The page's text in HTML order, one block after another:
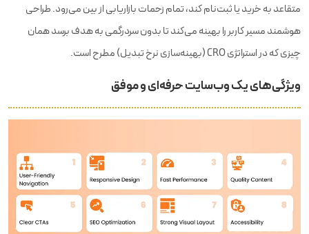
متقاعد به خرید یا ثبت‌نام کند، تمام زحمات بازاریابی از بین می‌رود. طراحی
هوشمند مسیر کاربر را بهینه می‌کند تا بدون سردرگمی به هدف برسد همان
چیزی که در استراتژی CRO (بهینه‌سازی نرخ تبدیل) مطرح است.
ویژگی‌های یک وب‌سایت حرفه‌ای و موفق